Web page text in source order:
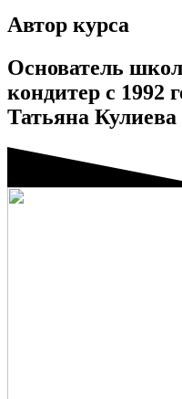
Автор курса
Основатель
кондитер с 1992
Татьяна Кулиева